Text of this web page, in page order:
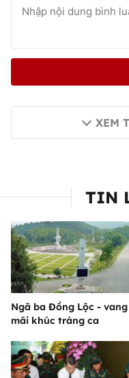
XEM
TIN
Ngã ba Đồng Lộc - vang
mãi khúc tráng ca